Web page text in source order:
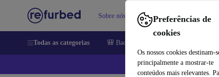
Preferências de
cookies
Os nossos cookies destinam-
principalmente a mostrar-te
conteúdos mais relevantes.
Sobre nós Vender Ajuda
Todas as categorias 🎒 Back to school
📱